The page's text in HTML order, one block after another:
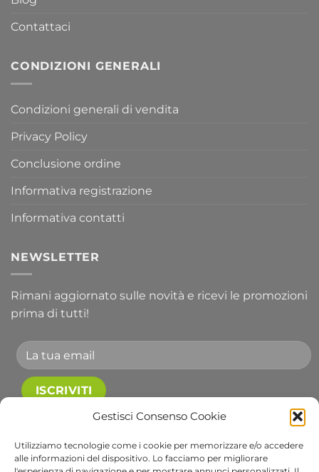
Gestisci Consenso Cookie
Utilizziamo tecnologie come i cookie per memorizzare e/o accedere
alle informazioni del dispositivo. Lo facciamo per migliorare
Contattaci
CONDIZIONI GENERALI
Condizioni generali di vendita
Privacy Policy
Conclusione ordine
Informativa registrazione
Informativa contatti
NEWSLETTER
Rimani aggiornato sulle novità e ricevi le promozioni
prima di tutti!
Accetto le condizioni generali e di ricevere le
Alternative: